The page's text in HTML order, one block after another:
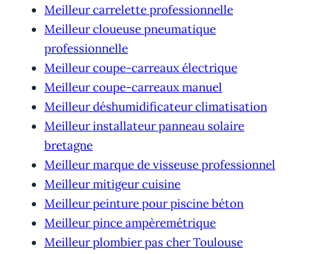
Meilleur carrelette professionnelle
Meilleur cloueuse pneumatique
professionnelle
Meilleur coupe-carreaux électrique
Meilleur coupe-carreaux manuel
Meilleur déshumidificateur climatisation
Meilleur installateur panneau solaire
bretagne
Meilleur marque de visseuse professionnel
Meilleur mitigeur cuisine
Meilleur peinture pour piscine béton
Meilleur pince ampèremétrique
Meilleur plombier pas cher Toulouse